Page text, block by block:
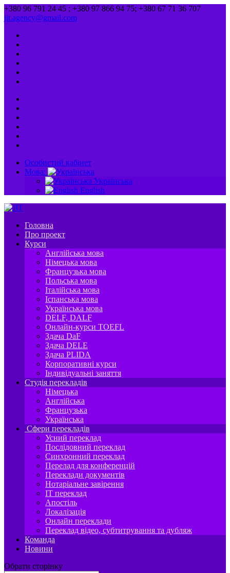
+380 96 791 24 45 ; +380 97 866 94 75; +380 67 71 36 707
jit.agency@gmail.com
Особистий кабінет
Мова:
Українська
English
Головна
Про проект
Курси
Англійська мова
Німецька мова
Французька мова
Польська мова
Італійська мова
Іспанська мова
Українська мова
DELF, DALF
Онлайн-курси TOEFL
Здача DaF
Здача DELE
Здача PLIDA
Корпоративні курси
Індивідуальні заняття
Студія перекладів
Німецька
Англійська
Французька
Українська
Сфери перекладів
Усний переклад
Послідовний переклад
Синхронний переклад
Перелад для конференцій
Переклади документів
Нотаріальне завірення
IT переклад
Апостіль
Локалізація
Онлайн переклади
Переклад відео, субтитрування та дубляж
Команда
Новини
Обрати сторінку